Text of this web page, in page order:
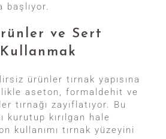
başlıyor.
ve Sert
ürünler tırnak yapısına
aseton, formaldehit ve
tırnağı zayıflatıyor. Bu
kurutup kırılgan hale
kullanımı tırnak yüzeyini